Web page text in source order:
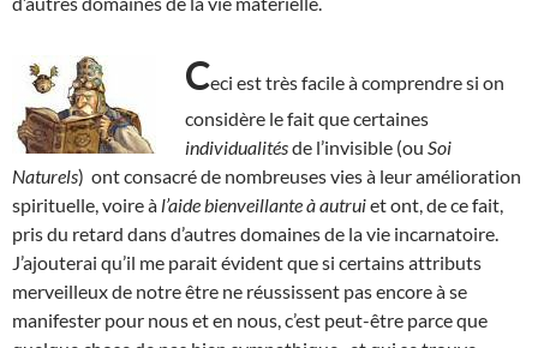
Ceci est très facile à comprendre si on
considère le fait que certaines
individualitésde l’invisible (ou Soi
Naturels) ont consacré de nombreuses vies à leur amélioration
spirituelle, voire à l’aide bienveillante à autruiet ont, de ce fait,
pris du retard dans d’autres domaines de la vie incarnatoire.
J’ajouterai qu’il me parait évident que si certains attributs
merveilleux de notre être ne réussissent pas encore à se
manifester pour nous et en nous, c’est peut-être parce que